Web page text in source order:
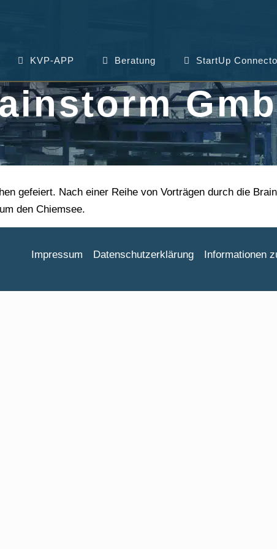
KVP-APP Beratung StartUp
gefeiert. Nach einer Reihe von Vorträgen durch die
den Chiemsee.
Impressum Datenschutzerklärung Informationen